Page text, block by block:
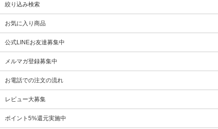
絞り込み検索
お気に入り商品
公式LINEお友達募集中
メルマガ登録募集中
お電話での注文の流れ
レビュー大募集
ポイント5%還元実施中